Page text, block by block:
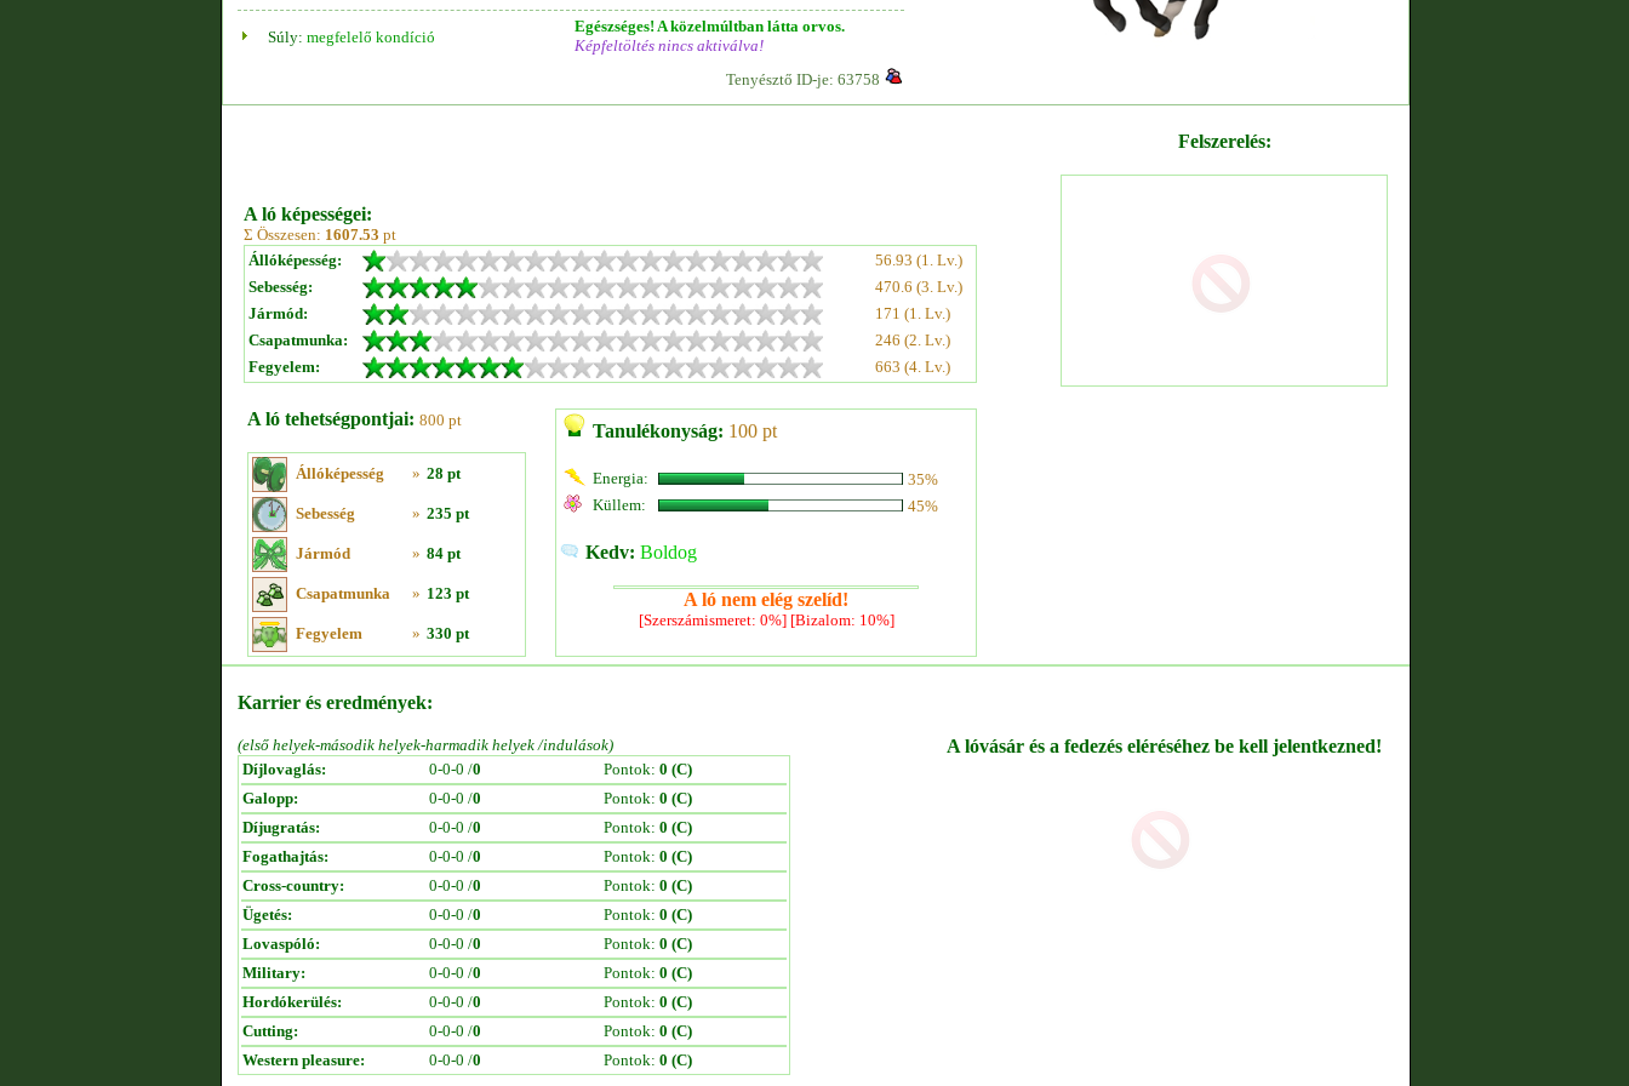
Súly: megfelelő kondíció
Egészséges! A közelmúltban látta orvos.
Képfeltöltés nincs aktiválva!
Tenyésztő ID-je: 63758
A ló képességei:
Σ Összesen: 1607.53 pt
Állóképesség:
56.93 (1. Lv.)
Sebesség:
470.6 (3. Lv.)
Jármód:
171 (1. Lv.)
Csapatmunka:
246 (2. Lv.)
Fegyelem:
663 (4. Lv.)
A ló tehetségpontjai: 800 pt
Állóképesség » 28 pt
Sebesség » 235 pt
Jármód » 84 pt
Csapatmunka » 123 pt
Fegyelem » 330 pt
Tanulékonyság: 100 pt
Energia:
35%
Küllem:
45%
Kedv: Boldog
A ló nem elég szelíd!
[Szerszámismeret: 0%] [Bizalom: 10%]
Felszerelés:
Karrier és eredmények:
(első helyek-második helyek-harmadik helyek /indulások)
Díjlovaglás:
0-0-0 /0 Pontok: 0 (C)
Galopp:
0-0-0 /0 Pontok: 0 (C)
Díjugratás:
0-0-0 /0 Pontok: 0 (C)
Fogathajtás:
0-0-0 /0 Pontok: 0 (C)
Cross-country:
0-0-0 /0 Pontok: 0 (C)
Ügetés:
0-0-0 /0 Pontok: 0 (C)
Lovaspóló:
0-0-0 /0 Pontok: 0 (C)
Military:
0-0-0 /0 Pontok: 0 (C)
Hordókerülés:
0-0-0 /0 Pontok: 0 (C)
Cutting:
0-0-0 /0 Pontok: 0 (C)
Western pleasure:
0-0-0 /0 Pontok: 0 (C)
A lóvásár és a fedezés eléréséhez be kell jelentkezned!